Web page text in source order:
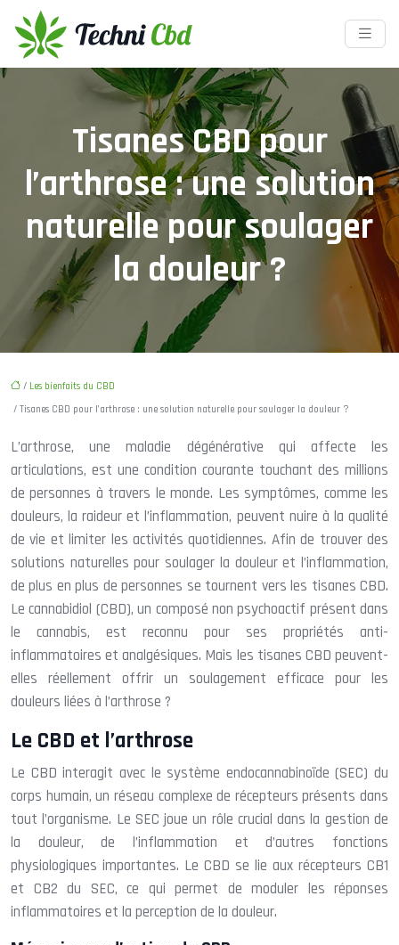
Tisanes CBD pour
l’arthrose : une solution
naturelle pour soulager
la douleur ?
/ Les bienfaits du CBD
/ Tisanes CBD pour l’arthrose : une solution naturelle pour soulager la douleur ?
L’arthrose, une maladie dégénérative qui affecte les
articulations, est une condition courante touchant des millions
de personnes à travers le monde. Les symptômes, comme les
douleurs, la raideur et l’inflammation, peuvent nuire à la qualité
de vie et limiter les activités quotidiennes. Afin de trouver des
solutions naturelles pour soulager la douleur et l’inflammation,
de plus en plus de personnes se tournent vers les tisanes CBD.
Le cannabidiol (CBD), un composé non psychoactif présent dans
le cannabis, est reconnu pour ses propriétés anti-
inflammatoires et analgésiques. Mais les tisanes CBD peuvent-
elles réellement offrir un soulagement efficace pour les
douleurs liées à l’arthrose ?
Le CBD et l’arthrose
Le CBD interagit avec le système endocannabinoïde (SEC) du
corps humain, un réseau complexe de récepteurs présents dans
tout l’organisme. Le SEC joue un rôle crucial dans la gestion de
la douleur, de l’inflammation et d’autres fonctions
physiologiques importantes. Le CBD se lie aux récepteurs CB1
et CB2 du SEC, ce qui permet de moduler les réponses
inflammatoires et la perception de la douleur.